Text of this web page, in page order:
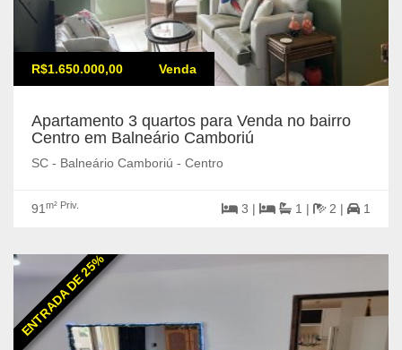
R$1.650.000,00 Venda
Apartamento 3 quartos para Venda no bairro
Centro em Balneário Camboriú
SC - Balneário Camboriú - Centro
91 m² Priv. 3 | 1 | 2 | 1
ENTRADA DE 25%